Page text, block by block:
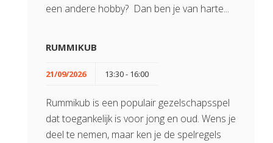
een andere hobby? Dan ben je van harte...
RUMMIKUB
21/09/2026 13:30 - 16:00
Rummikub is een populair gezelschapsspel
dat toegankelijk is voor jong en oud. Wens je
deel te nemen, maar ken je de spelregels